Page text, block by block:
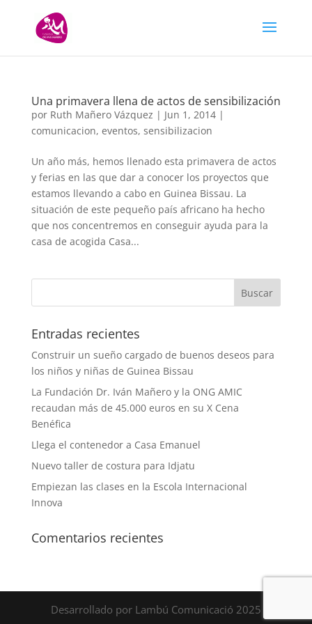
Una primavera llena de actos de sensibilización
por Ruth Mañero Vázquez | Jun 1, 2014|
comunicacion, eventos, sensibilizacion
Un año más, hemos llenado esta primavera de actos
y ferias en las que dar a conocer los proyectos que
estamos llevando a cabo en Guinea Bissau. La
situación de este pequeño país africano ha hecho
que nos concentremos en conseguir ayuda para la
casa de acogida Casa...
Entradas recientes
Construir un sueño cargado de buenos deseos para
los niños y niñas de Guinea Bissau
La Fundación Dr. Iván Mañero y la ONG AMIC
recaudan más de 45.000 euros en su X Cena
Benéfica
Llega el contenedor a Casa Emanuel
Nuevo taller de costura para Idjatu
Empiezan las clases en la Escola Internacional
Innova
Comentarios recientes
Desarrollado por Lambú Comunicació 2025